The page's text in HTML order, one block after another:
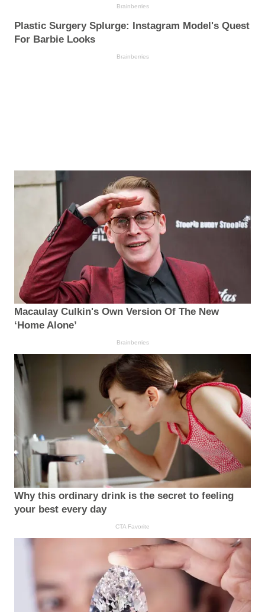
Brainberries
Plastic Surgery Splurge: Instagram Model's Quest
For Barbie Looks
Brainberries
Macaulay Culkin's Own Version Of The New
‘Home Alone’
Brainberries
Why this ordinary drink is the secret to feeling
your best every day
CTA Favorite